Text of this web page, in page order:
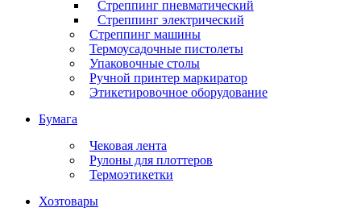
Стреппинг пневматический
Стреппинг электрический
Стреппинг машины
Термоусадочные пистолеты
Упаковочные столы
Ручной принтер маркиратор
Этикетировочное оборудование
Бумага
Чековая лента
Рулоны для плоттеров
Термоэтикетки
Хозтовары